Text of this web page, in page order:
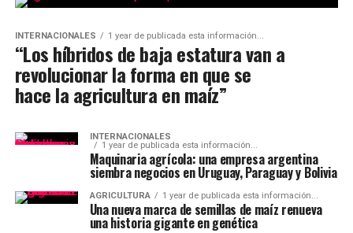
INTERNACIONALES 1 year de publicada esta información...
“Los híbridos de baja estatura van a
revolucionar la forma en que se
hace la agricultura en maíz”
INTERNACIONALES
1 year de publicada esta información...
Maquinaria agrícola: una empresa argentina
siembra negocios en Uruguay, Paraguay y Bolivia
AGRICULTURA 1 year de publicada esta información...
Una nueva marca de semillas de maíz renueva
una historia gigante en genética